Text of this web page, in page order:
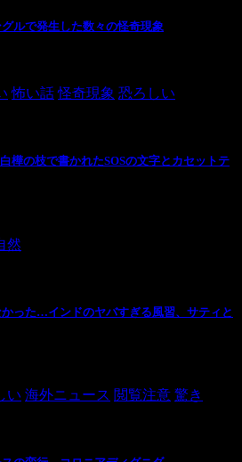
ルで発生した数々の怪奇現象
怖い話 怪奇現象 恐ろしい
樺の枝で書かれたSOSの文字とカセットテ
然
った…インドのヤバすぎる風習、サティと
い 海外ニュース 閲覧注意 驚き